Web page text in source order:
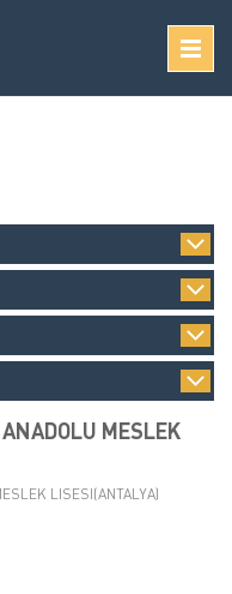
MESLEK
LISESI(ANTALYA)